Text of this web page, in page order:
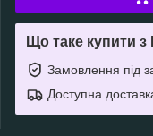
Що таке купити
Замовлення під
Доступна